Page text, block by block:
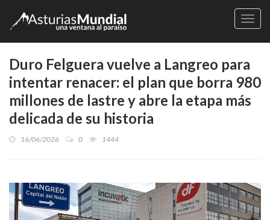
Duro Felguera vuelve a Langreo para
intentar renacer: el plan que borra 980
millones de lastre y abre la etapa más
delicada de su historia
16/06/2026 0 1444